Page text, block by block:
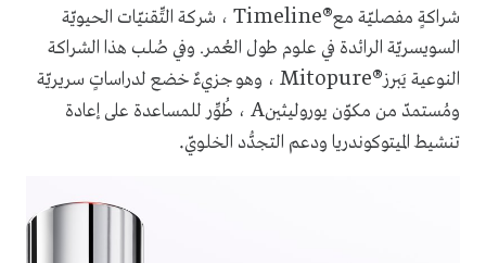
شراكةٍ مفصليّة معTimeline® ، شركة التِّقنيّات الحيويّة
السويسريّة الرائدة في علوم طول العُمر. وفي صُلب هذا الشراكة
النوعية يَبرزMitopure® ، وهو جزيءٌ خضع لدراساتٍ سريريّة
ومُستمدّ من مكوّن يوروليثينA ، طُوِّر للمساعدة على إعادة
تنشيط الميتوكوندريا ودعم التجدُّد الخلويّ.